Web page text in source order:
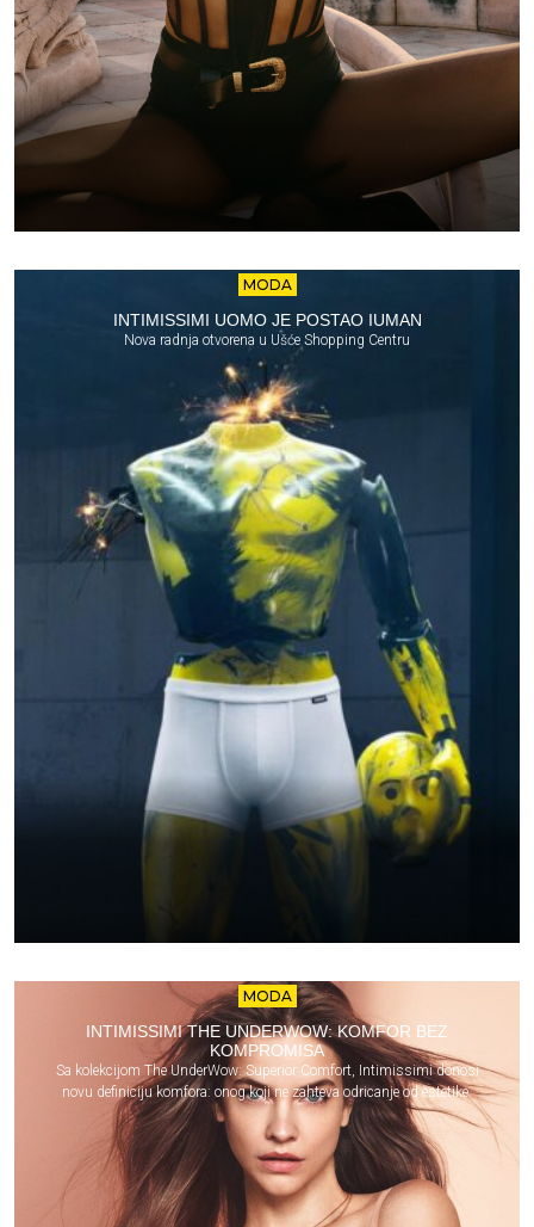
MODA
INTIMISSIMI UOMO JE POSTAO IUMAN
Nova radnja otvorena u Ušće Shopping Centru
MODA
INTIMISSIMI THE UNDERWOW: KOMFOR BEZ
KOMPROMISA
Sa kolekcijom The UnderWow: Superior Comfort, Intimissimi donosi
novu definiciju komfora: onog koji ne zahteva odricanje od estetike.